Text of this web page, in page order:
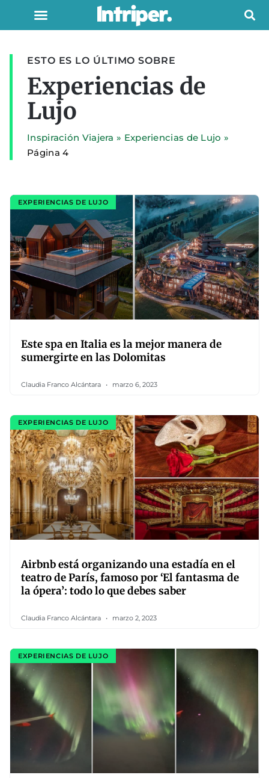
ESTO ES LO ÚLTIMO SOBRE
Experiencias de
Lujo
Inspiración Viajera » Experiencias de Lujo »
Página 4
EXPERIENCIAS DE LUJO
Este spa en Italia es la mejor manera de
sumergirte en las Dolomitas
Claudia Franco Alcántara marzo 6, 2023
EXPERIENCIAS DE LUJO
Airbnb está organizando una estadía en el
teatro de París, famoso por ‘El fantasma de
la ópera’: todo lo que debes saber
Claudia Franco Alcántara marzo 2, 2023
EXPERIENCIAS DE LUJO